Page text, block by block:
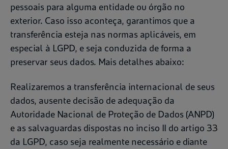
pessoais para alguma entidade ou órgão no
exterior. Caso isso aconteça, garantimos que a
transferência esteja nas normas aplicáveis, em
especial à LGPD, e seja conduzida de forma a
preservar seus dados. Mais detalhes abaixo:
Realizaremos a transferência internacional de seus
dados, ausente decisão de adequação da
Autoridade Nacional de Proteção de Dados (ANPD)
e as salvaguardas dispostas no inciso II do artigo 33
da LGPD, caso seja realmente necessário e diante